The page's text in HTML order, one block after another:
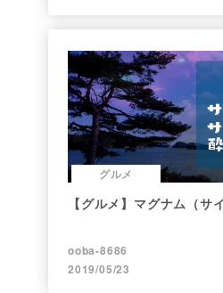
グルメ
【グルメ】マグナム（サ
ooba-8686
2019/05/23